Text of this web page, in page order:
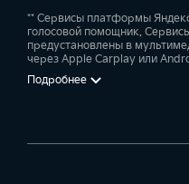
** Сервисы платформы
голосовой помощник.
предустановлены в
через Apple Carplay или
Подробнее